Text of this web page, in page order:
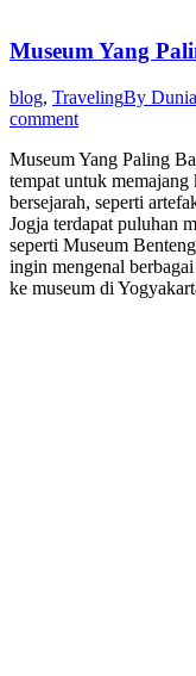
Museum Yang
blog, TravelingBy
comment
Museum Yang Paling
tempat untuk
bersejarah, seperti
Jogja terdapat puluhan
seperti Museum
ingin mengenal
ke museum di